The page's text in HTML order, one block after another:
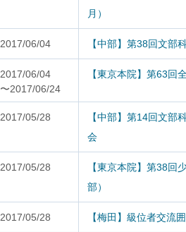
月）
2017/06/04 【中部】第38回文部
2017/06/04
〜2017/06/24
【東京本院】第63
2017/05/28
【中部】第14回文
会
2017/05/28
【東京本院】第38回
部）
2017/05/28 【梅田】級位者交流